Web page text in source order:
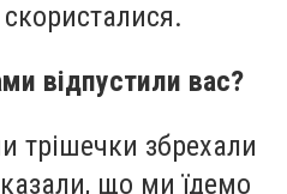
відпустили вас?
збрехали
що ми їдемо